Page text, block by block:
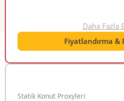
Daha Fazla
Fiyatlandırma &
Statik Konut Proxyleri